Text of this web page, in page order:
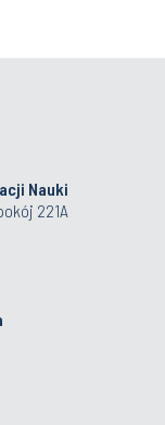
Nauki
221A